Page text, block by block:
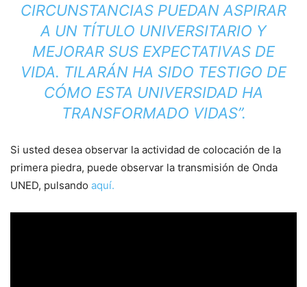
CIRCUNSTANCIAS PUEDAN ASPIRAR
A UN TÍTULO UNIVERSITARIO Y
MEJORAR SUS EXPECTATIVAS DE
VIDA. TILARÁN HA SIDO TESTIGO DE
CÓMO ESTA UNIVERSIDAD HA
TRANSFORMADO VIDAS”.
Si usted desea observar la actividad de colocación de la
primera piedra, puede observar la transmisión de Onda
UNED, pulsando aquí.